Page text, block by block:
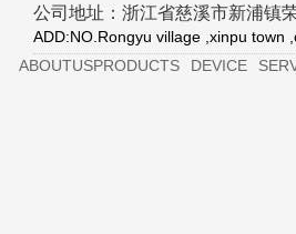
公司地址：浙江省慈溪市新浦镇
ADD:NO.Rongyu village ,xinpu town
ABOUTUSPRODUCTS DEVICE